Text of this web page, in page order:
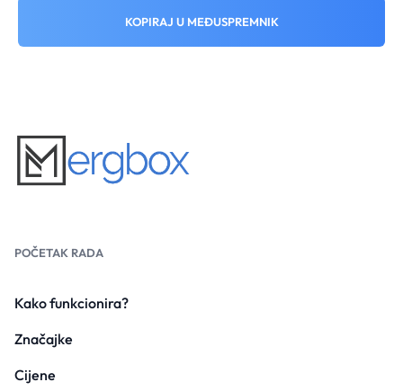
KOPIRAJ U MEĐUSPREMNIK
POČETAK RADA
Kako funkcionira?
Značajke
Cijene